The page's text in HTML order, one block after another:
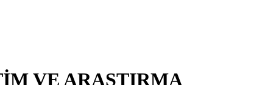
VE ARAŞTIRMA